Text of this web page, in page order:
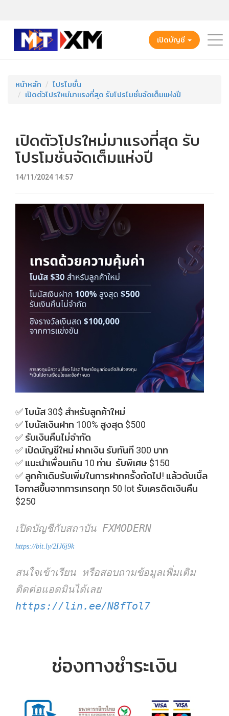
เปิดบัญชี
หน้าหลัก
โปรโมชั่น
เปิดตัวโปรใหม่มาแรงที่สุด รับโปรโมชั่นจัดเต็มแห่งปี
เปิดตัวโปรใหม่มาแรงที่สุด รับ
โปรโมชั่นจัดเต็มแห่งปี
14/11/2024 14:57
✅ โบนัส 30$ สำหรับลูกค้าใหม่
✅ โบนัสเงินฝาก 100% สูงสุด $500
✅ รับเงินคืนไม่จำกัด
✅ เปิดบัญชีใหม่ ฝากเงิน รับทันที 300 บาท
✅ แนะนำเพื่อนเกิน 10 ท่าน รับพิเศษ $150
✅ ลูกค้าเดิมรับเพิ่มในการฝากครั้งถัดไป! แล้วดับเบิ้ล
โอกาสขึ้นจากการเทรดทุก 50 lot รับเครดิตเงินคืน
$250
เปิดบัญชีกับสถาบัน FXMODERN
https://bit.ly/2IJ6j9k
สนใจเข้าเรียน หรือสอบถามข้อมูลเพิ่มเติม
ติดต่อแอดมินได้เลย
https://lin.ee/N8fTol7
ช่องทางชำระเงิน